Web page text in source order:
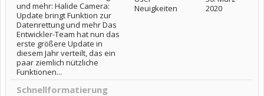
und mehr: Halide Camera:
Update bringt Funktion zur
Datenrettung und mehr Das
Entwickler-Team hat nun das
erste größere Update in
diesem Jahr verteilt, das ein
paar ziemlich nützliche
Funktionen...
Neuigkeiten
2020
Schnellformatierung